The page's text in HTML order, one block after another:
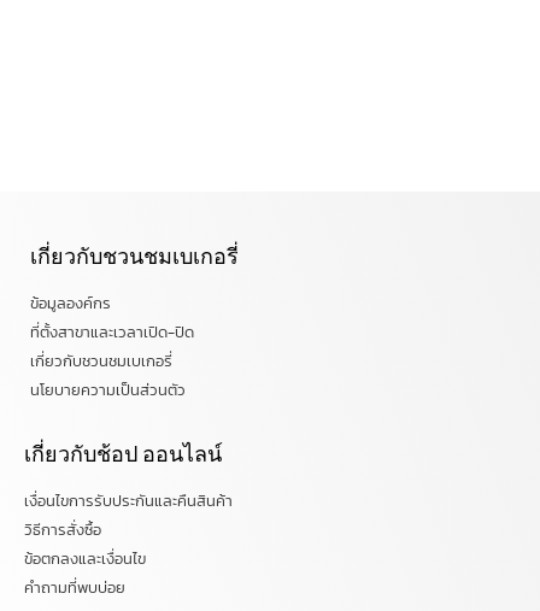
เกี่ยวกับชวนชมเบเกอรี่
ข้อมูลองค์กร
ที่ตั้งสาขาและเวลาเปิด-ปิด
เกี่ยวกับชวนชมเบเกอรี่
นโยบายความเป็นส่วนตัว
เกี่ยวกับช้อป ออนไลน์
เงื่อนไขการรับประกันและคืนสินค้า
วิธีการสั่งซื้อ
ข้อตกลงและเงื่อนไข
คำถามที่พบบ่อย